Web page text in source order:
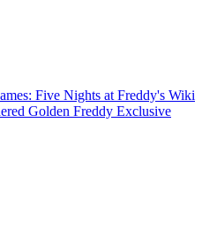
Five Nights at Freddy's Wiki
Golden Freddy Exclusive